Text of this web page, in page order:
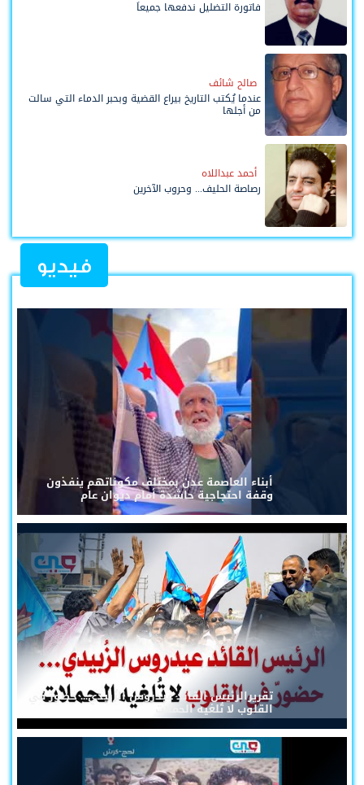
فاتورة التضليل ندفعها جميعاً
صالح شائف
عندما يُكتب التاريخ بيراع القضية وبحبر الدماء التي سالت
من أجلها
أحمد عبداللاه
رصاصة الحليف... وحروب الآخرين
فيديو
أبناء العاصمة عدن بمختلف مكوناتهم ينفذون
وقفة احتجاجية حاشدة أمام ديوان عام
تقريرالرئيس القائد عيدروس الزُبيدي... حضورٌ في
القلوب لا تُلغيه الحملات